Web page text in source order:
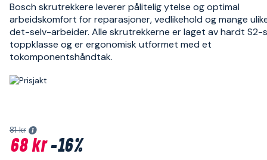
Bosch skrutrekkere leverer pålitelig ytelse og optimal
arbeidskomfort for reparasjoner, vedlikehold og mange
det-selv-arbeider. Alle skrutrekkerne er laget av hardt S2-
toppklasse og er ergonomisk utformet med et
tokomponentshåndtak.
81 kr
68 kr-16%